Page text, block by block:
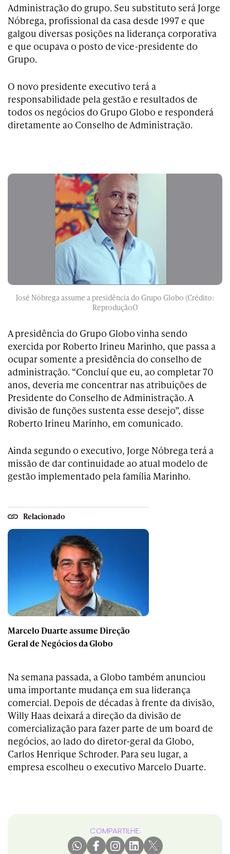
Administração do grupo. Seu substituto será Jorge
Nóbrega, profissional da casa desde 1997 e que
galgou diversas posições na liderança corporativa
e que ocupava o posto de vice-presidente do
Grupo.
O novo presidente executivo terá a
responsabilidade pela gestão e resultados de
todos os negócios do Grupo Globo e responderá
diretamente ao Conselho de Administração.
José Nóbrega assume a presidência do Grupo Globo (Crédito:
ReproduçãoO
A presidência do Grupo Globo vinha sendo
exercida por Roberto Irineu Marinho, que passa a
ocupar somente a presidência do conselho de
administração. “Concluí que eu, ao completar 70
anos, deveria me concentrar nas atribuições de
Presidente do Conselho de Administração. A
divisão de funções sustenta esse desejo”, disse
Roberto Irineu Marinho, em comunicado.
Ainda segundo o executivo, Jorge Nóbrega terá a
missão de dar continuidade ao atual modelo de
gestão implementado pela família Marinho.
Relacionado
Marcelo Duarte assume Direção
Geral de Negócios da Globo
Na semana passada, a Globo também anunciou
uma importante mudança em sua liderança
comercial. Depois de décadas à frente da divisão,
Willy Haas deixará a direção da divisão de
comercialização para fazer parte de um board de
negócios, ao lado do diretor-geral da Globo,
Carlos Henrique Schroder. Para seu lugar, a
empresa escolheu o executivo Marcelo Duarte.
COMPARTILHE: